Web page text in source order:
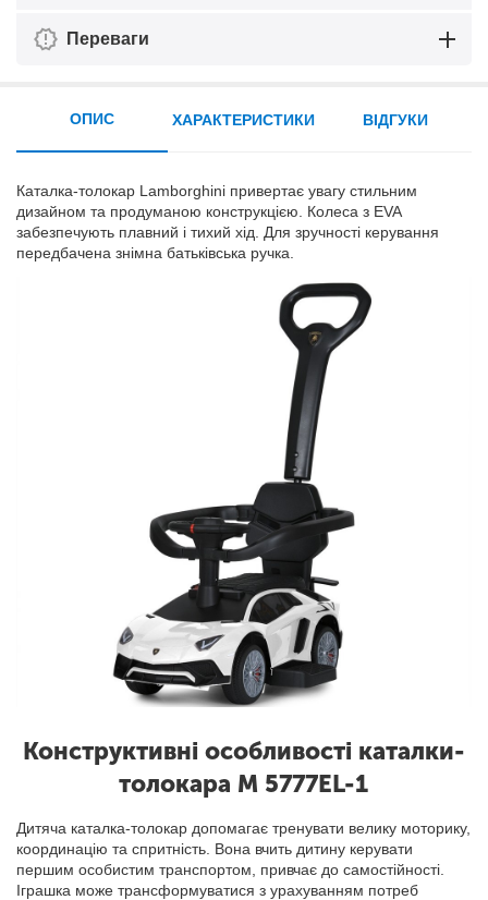
Переваги
ОПИС
Каталка-толокар Lamborghini привертає увагу стильним
дизайном та продуманою конструкцією. Колеса з EVA
забезпечують плавний і тихий хід. Для зручності керування
передбачена знімна батьківська ручка.
Конструктивні особливості каталки-
толокара M 5777EL-1
Дитяча каталка-толокар допомагає тренувати велику моторику,
координацію та спритність. Вона вчить дитину керувати
першим особистим транспортом, привчає до самостійності.
Іграшка може трансформуватися з урахуванням потреб
ХАРАКТЕРИСТИКИ ВІДГУКИ